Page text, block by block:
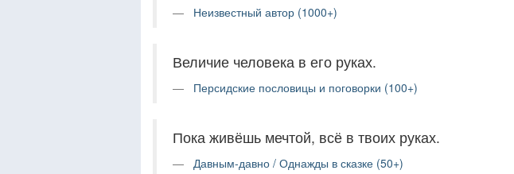
Неизвестный автор (1000+)
Величие человека в его руках.
Персидские пословицы и поговорки (100+)
Пока живёшь мечтой, всё в твоих руках.
Давным-давно / Однажды в сказке (50+)